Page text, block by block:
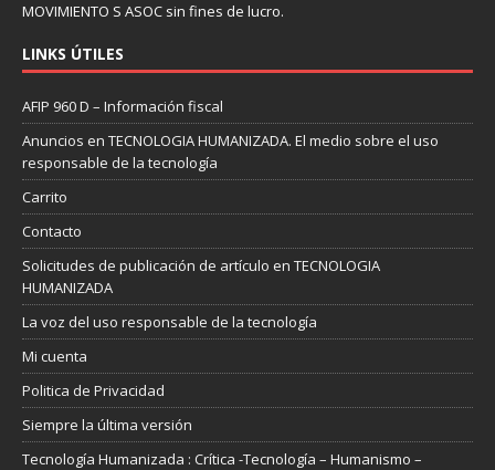
MOVIMIENTO S ASOC sin fines de lucro.
LINKS ÚTILES
AFIP 960 D – Información fiscal
Anuncios en TECNOLOGIA HUMANIZADA. El medio sobre el uso
responsable de la tecnología
Carrito
Contacto
Solicitudes de publicación de artículo en TECNOLOGIA
HUMANIZADA
La voz del uso responsable de la tecnología
Mi cuenta
Politica de Privacidad
Siempre la última versión
Tecnología Humanizada : Crítica -Tecnología – Humanismo –